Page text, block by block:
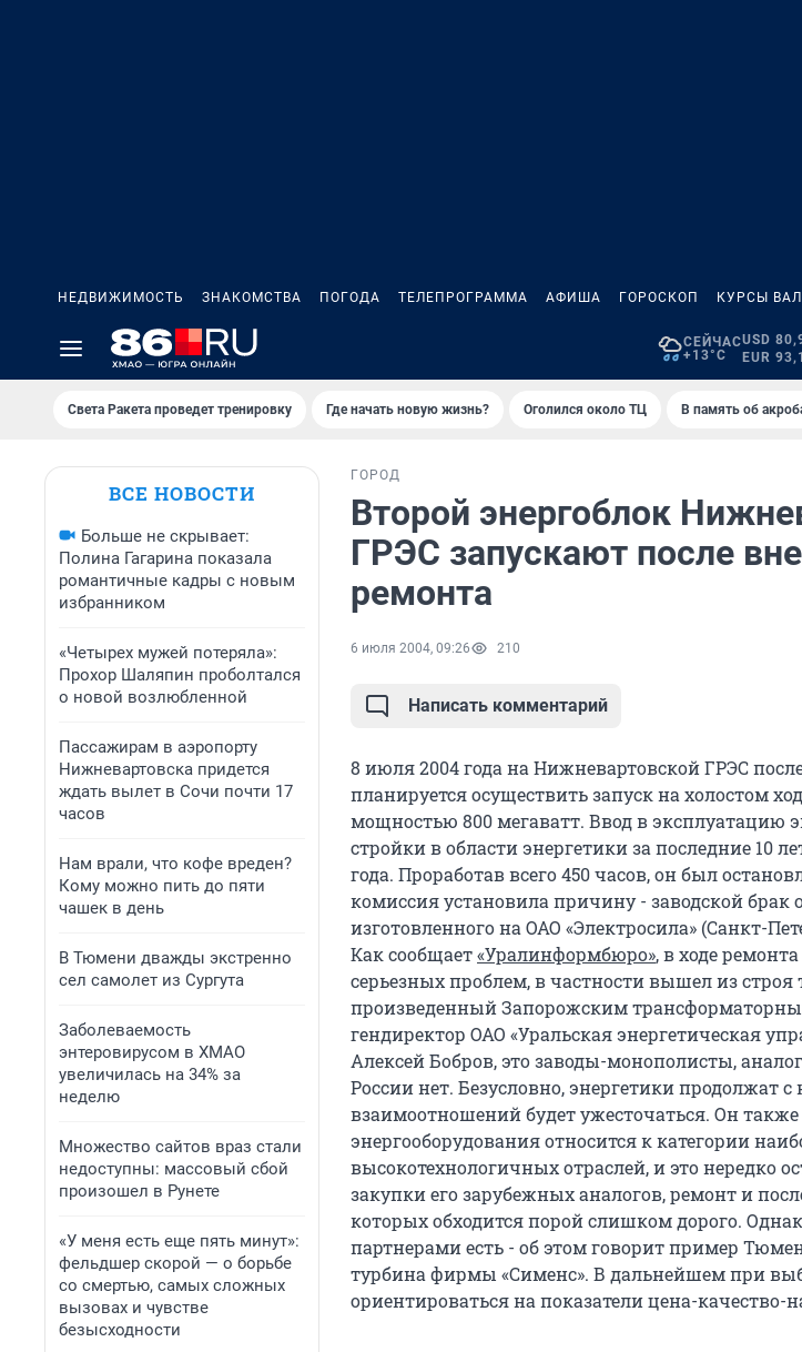
НЕДВИЖИМОСТЬ ЗНАКОМСТВА ПОГОДА ТЕЛЕПРОГРАММА АФИША ГОРОСКОП КУРСЫ
СЕЙЧАС
+13°C
USD
EUR
Света Ракета проведет тренировку Где начать новую жизнь? Оголился около ТЦ В память об
ВСЕ НОВОСТИ
Больше не скрывает:
Полина Гагарина показала
романтичные кадры с новым
избранником
«Четырех мужей потеряла»:
Прохор Шаляпин проболтался
о новой возлюбленной
Пассажирам в аэропорту
Нижневартовска придется
ждать вылет в Сочи почти 17
часов
Нам врали, что кофе вреден?
Кому можно пить до пяти
чашек в день
В Тюмени дважды экстренно
сел самолет из Сургута
Заболеваемость
энтеровирусом в ХМАО
увеличилась на 34% за
неделю
Множество сайтов враз стали
недоступны: массовый сбой
произошел в Рунете
«У меня есть еще пять минут»:
фельдшер скорой — о борьбе
со смертью, самых сложных
вызовах и чувстве
безысходности
ГОРОД
Второй энергоблок
ГРЭС запускают после
ремонта
6 июля 2004, 09:26 210
Написать комментарий
8 июля 2004 года на Нижневартовской ГРЭС
планируется осуществить запуск на холостом
мощностью 800 мегаватт. Ввод в эксплуатацию
стройки в области энергетики за последние 10
года. Проработав всего 450 часов, он был
комиссия установила причину - заводской брак
изготовленного на ОАО «Электросила» (Санкт-
Как сообщает«Уралинформбюро», в ходе
серьезных проблем, в частности вышел из строя
произведенный Запорожским
гендиректор ОАО «Уральская энергетическая
Алексей Бобров, это заводы-монополисты,
России нет. Безусловно, энергетики продолжат
взаимоотношений будет ужесточаться. Он
энергооборудования относится к категории
высокотехнологичных отраслей, и это нередко
закупки его зарубежных аналогов, ремонт и
которых обходится порой слишком дорого.
партнерами есть - об этом говорит пример
турбина фирмы «Сименс». В дальнейшем при
ориентироваться на показатели цена-качество-